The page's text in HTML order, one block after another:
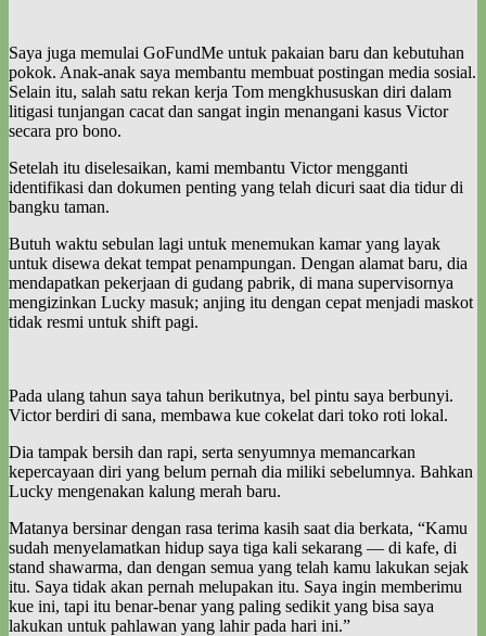
Saya juga memulai GoFundMe untuk pakaian baru dan kebutuhan
pokok. Anak-anak saya membantu membuat postingan media sosial.
Selain itu, salah satu rekan kerja Tom mengkhususkan diri dalam
litigasi tunjangan cacat dan sangat ingin menangani kasus Victor
secara pro bono.
Setelah itu diselesaikan, kami membantu Victor mengganti
identifikasi dan dokumen penting yang telah dicuri saat dia tidur di
bangku taman.
Butuh waktu sebulan lagi untuk menemukan kamar yang layak
untuk disewa dekat tempat penampungan. Dengan alamat baru, dia
mendapatkan pekerjaan di gudang pabrik, di mana supervisornya
mengizinkan Lucky masuk; anjing itu dengan cepat menjadi maskot
tidak resmi untuk shift pagi.
Pada ulang tahun saya tahun berikutnya, bel pintu saya berbunyi.
Victor berdiri di sana, membawa kue cokelat dari toko roti lokal.
Dia tampak bersih dan rapi, serta senyumnya memancarkan
kepercayaan diri yang belum pernah dia miliki sebelumnya. Bahkan
Lucky mengenakan kalung merah baru.
Matanya bersinar dengan rasa terima kasih saat dia berkata, “Kamu
sudah menyelamatkan hidup saya tiga kali sekarang — di kafe, di
stand shawarma, dan dengan semua yang telah kamu lakukan sejak
itu. Saya tidak akan pernah melupakan itu. Saya ingin memberimu
kue ini, tapi itu benar-benar yang paling sedikit yang bisa saya
lakukan untuk pahlawan yang lahir pada hari ini.”